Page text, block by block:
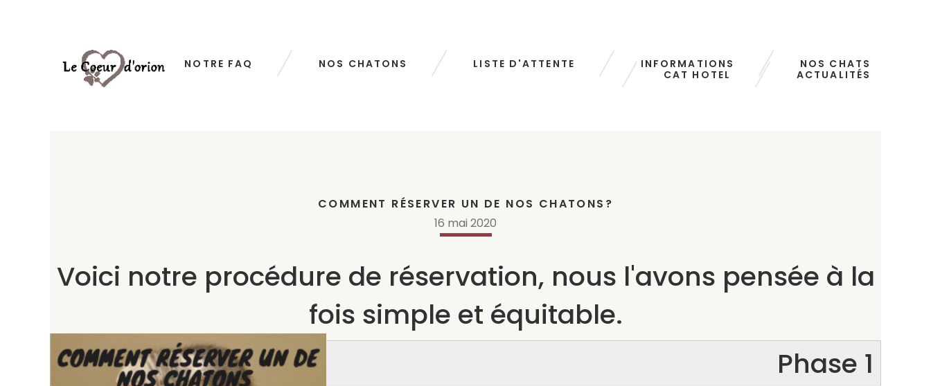
NOTRE FAQ NOS CHATONS LISTE D'ATTENTE INFORMATIONS
NOS CHATS
CAT HOTEL
ACTUALITÉS
COMMENT RÉSERVER UN DE NOS CHATONS?
16 mai 2020
Voici notre procédure de réservation, nous l'avons pensée à la
fois simple et équitable.
Phase 1